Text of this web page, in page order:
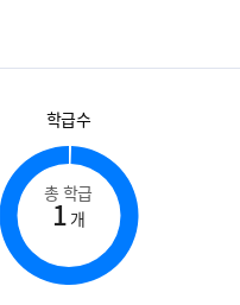
학급수
총 학급
1 개